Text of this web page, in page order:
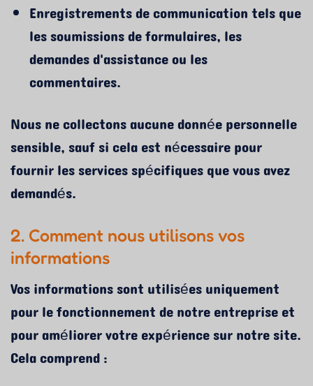
Enregistrements de communication tels que
les soumissions de formulaires, les
demandes d'assistance ou les
commentaires.
Nous ne collectons aucune donnée personnelle
sensible, sauf si cela est nécessaire pour
fournir les services spécifiques que vous avez
demandés.
2. Comment nous utilisons vos
informations
Vos informations sont utilisées uniquement
pour le fonctionnement de notre entreprise et
pour améliorer votre expérience sur notre site.
Cela comprend :